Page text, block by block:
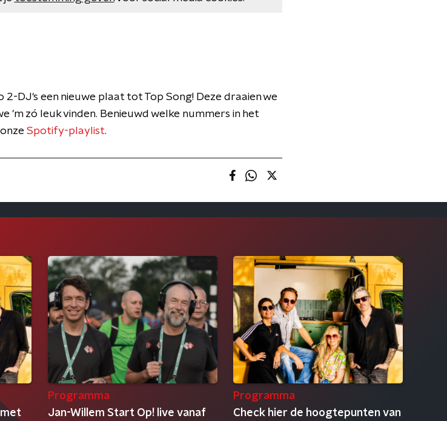
2-DJ's een nieuwe plaat tot Top Song! Deze draaien we
'm zó leuk vinden. Benieuwd welke nummers in het
Spotify-playlist.
met
Programma
Jan-Willem Start Op! live vanaf
Programma
Check hier de hoogtepunten van